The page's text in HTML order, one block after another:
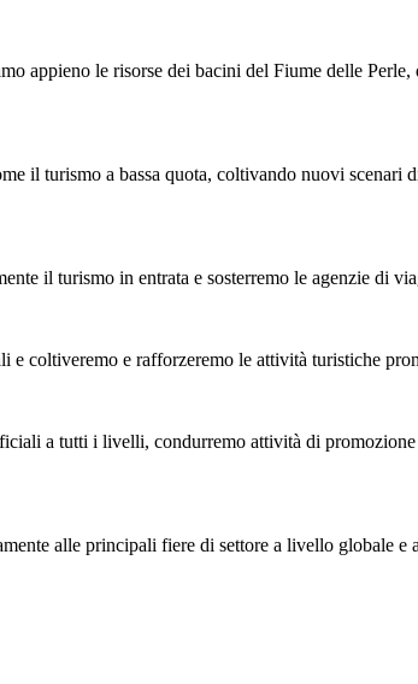
appieno le risorse dei bacini del Fiume delle
il turismo a bassa quota, coltivando nuovi scenari
il turismo in entrata e sosterremo le agenzie di
coltiveremo e rafforzeremo le attività turistiche
a tutti i livelli, condurremo attività di
alle principali fiere di settore a livello globale e